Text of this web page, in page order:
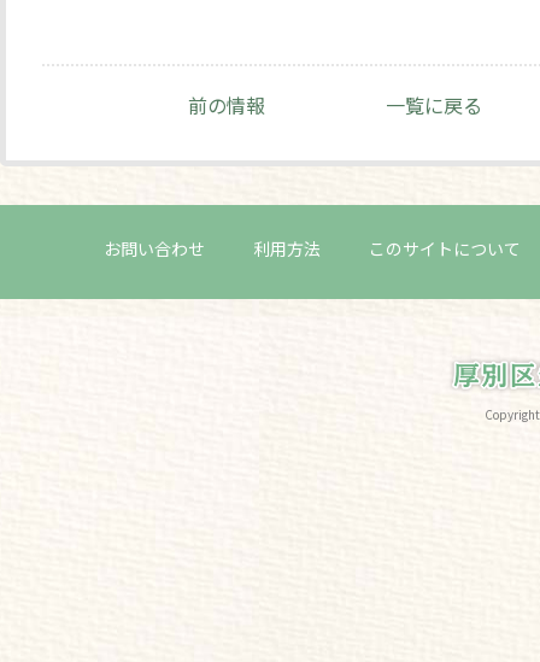
前の情報 一覧に戻る
お問い合わせ 利用方法 このサイトについて